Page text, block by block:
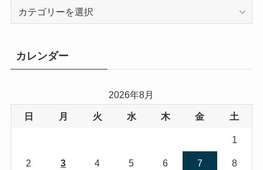
ー
カレンダー
2026年8月
日 月 火 水 木 金 土
1
2 3 4 5 6 7 8